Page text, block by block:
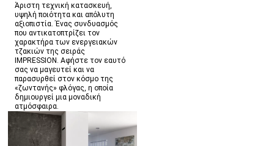
Άριστη τεχνική κατασκευή,
υψηλή ποιότητα και απόλυτη
αξιοπιστία. Ένας συνδυασμός
που αντικατοπτρίζει τον
χαρακτήρα των ενεργειακών
τζακιών της σειράς
IMPRESSION. Αφήστε τον εαυτό
σας να μαγευτεί και να
παρασυρθεί στον κόσμο της
«ζωντανής» φλόγας, η οποία
δημιουργεί μια μοναδική
ατμόσφαιρα.